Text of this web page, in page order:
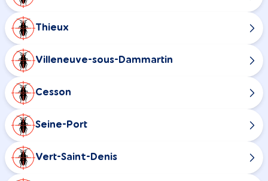
Thieux
Villeneuve-sous-Dammartin
Cesson
Seine-Port
Vert-Saint-Denis